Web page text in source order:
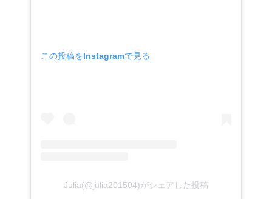
この投稿をInstagramで見る
Julia(@julia201504)がシェアした投稿